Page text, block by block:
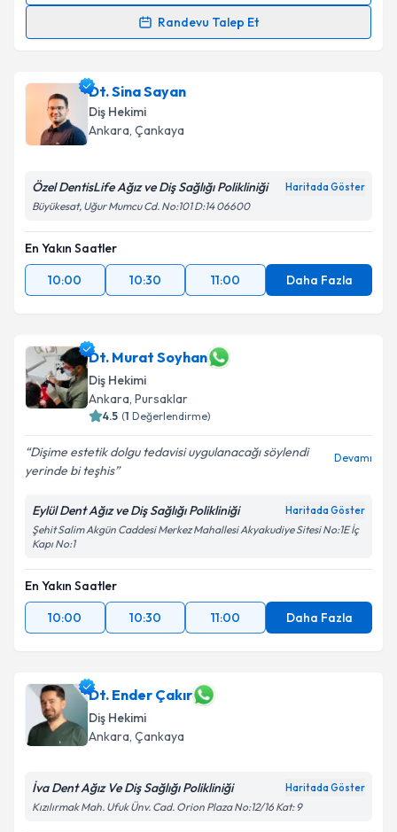
Randevu Talep Et
takvim hazırlandığında e-posta ile bilgilendireceğiz.
E-posta Adresiniz
Kişisel verilerimin işlenmesine ilişkin
Metni'ni okudum ve kişisel verilerimin belirtilen
kapsamda işlenmesini kabul ediyorum.
Dt. Sina Sayan
Diş Hekimi
Ankara, Çankaya
Özel DentisLife Ağız ve Diş Sağlığı Polikliniği Haritada Göster
Büyükesat, Uğur Mumcu Cd. No:101 D:14 06600
En Yakın Saatler
10:00
10:30 11:00 Daha Fazla
Dt. Murat Soyhan
Diş Hekimi
Ankara, Pursaklar
4.5 (1 Değerlendirme)
Dişime estetik dolgu tedavisi uygulanacağı söylendi
yerinde bi teşhis
Devamı
Eylül Dent Ağız ve Diş Sağlığı Polikliniği Haritada Göster
Şehit Salim Akgün Caddesi Merkez Mahallesi Akyakudiye Sitesi No:1E İç
Kapı No:1
En Yakın Saatler
10:00
10:30 11:00 Daha Fazla
Dt. Ender Çakır
Diş Hekimi
Ankara, Çankaya
İva Dent Ağız Ve Diş Sağlığı Polikliniği Haritada Göster
Kızılırmak Mah. Ufuk Ünv. Cad. Orion Plaza No:12/16 Kat: 9